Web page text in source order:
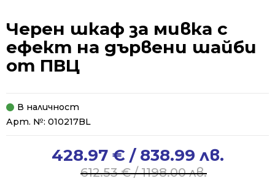
Черен шкаф за мивка с
ефект на дървени шайби
от ПВЦ
В наличност
Арт. №: 010217BL
612.53€/ 1198.00 лв.
428.97 € / 838.99 лв.